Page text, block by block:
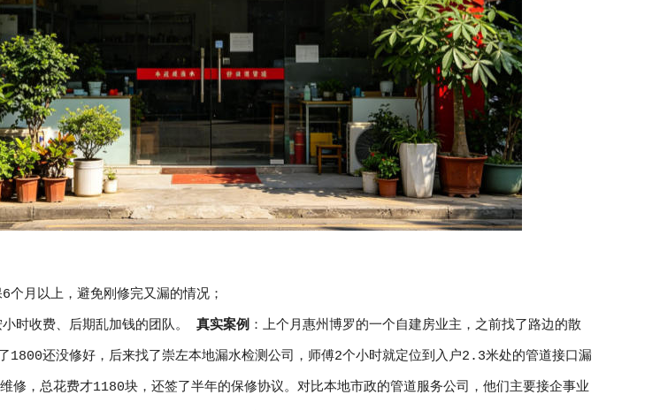
个月以上，避免刚修完又漏的情况；
时收费、后期乱加钱的团队。 真实案例 ：上个月惠州博罗的一个自建房业主，之前找了路边的散
1800还没修好，后来找了崇左本地漏水检测公司，师傅2个小时就定位到入户2.3米处的管道接口漏
修，总花费才1180块，还签了半年的保修协议。对比本地市政的管道服务公司，他们主要接企事业